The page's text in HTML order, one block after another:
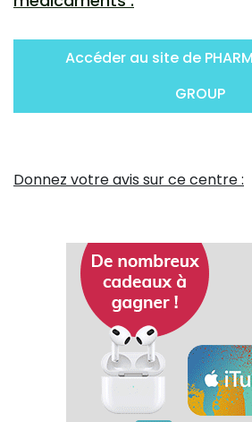
Accéder au site de
GROUP
Donnez votre avis sur ce centre :